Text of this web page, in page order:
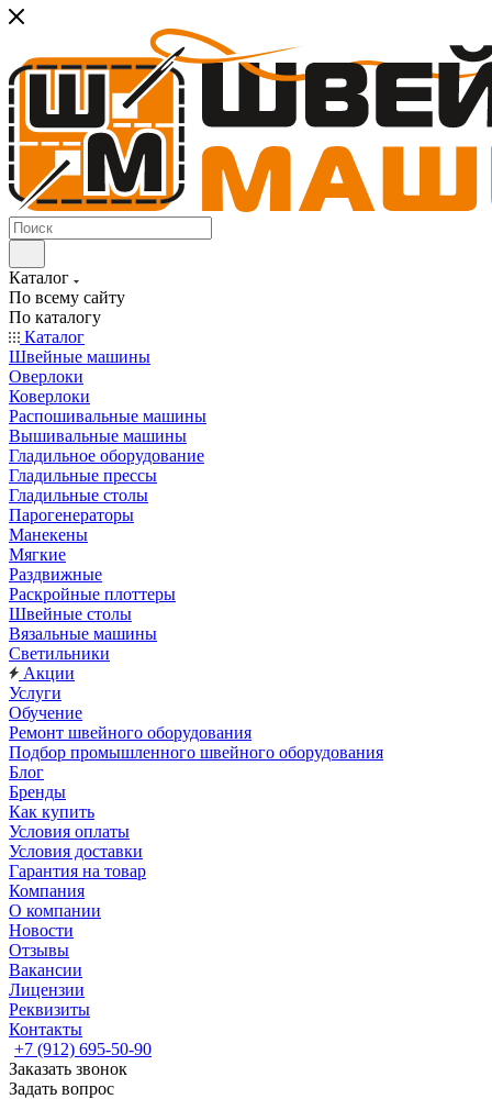
Каталог
По всему сайту
По каталогу
Каталог
Швейные машины
Оверлоки
Коверлоки
Распошивальные машины
Вышивальные машины
Гладильное оборудование
Гладильные прессы
Гладильные столы
Парогенераторы
Манекены
Мягкие
Раздвижные
Раскройные плоттеры
Швейные столы
Вязальные машины
Светильники
Акции
Услуги
Обучение
Ремонт швейного оборудования
Подбор промышленного швейного оборудования
Блог
Бренды
Как купить
Условия оплаты
Условия доставки
Гарантия на товар
Компания
О компании
Новости
Отзывы
Вакансии
Лицензии
Реквизиты
Контакты
+7 (912) 695-50-90
Заказать звонок
Задать вопрос